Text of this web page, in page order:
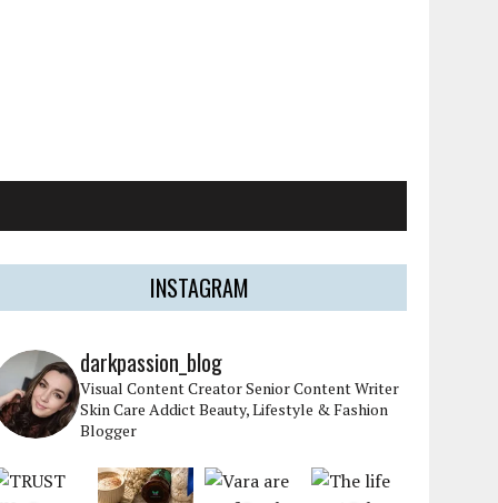
INSTAGRAM
darkpassion_blog
Visual Content CreatorSenior Content Writer
Skin Care AddictBeauty, Lifestyle & Fashion
Blogger